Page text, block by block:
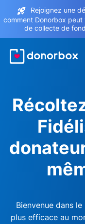
Rejoignez une
comment Donorbox
de collecte de
Bienvenue dans
plus efficace au